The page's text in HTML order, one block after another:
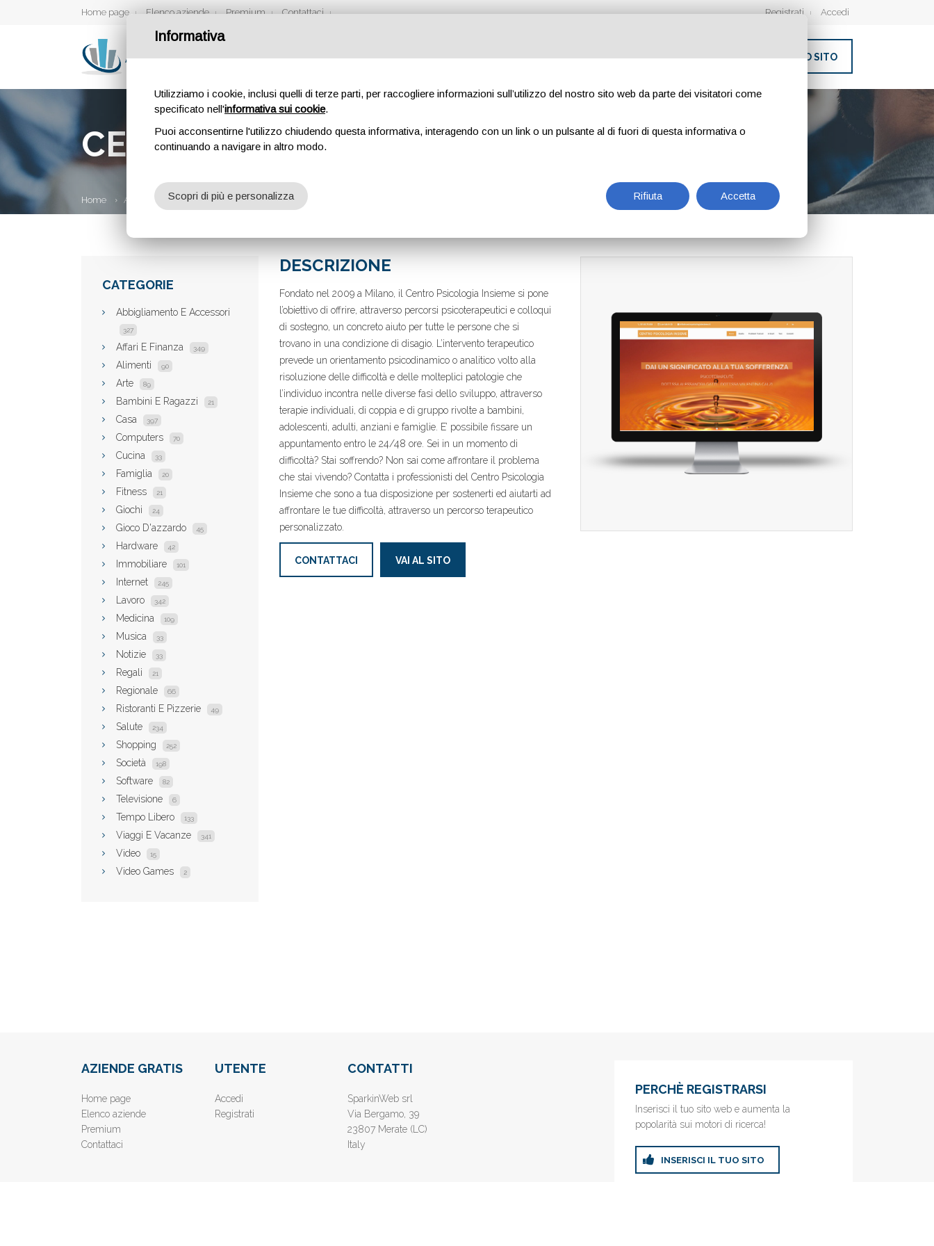
Home page Elenco aziende Premium Contattaci Registrati Accedi
INSERISCI IL TUO SITO
CENTRO PSICOLOGIA INSIEME | MILANO
Home Aziende Centro Psicologia Insieme | Milano
CATEGORIE
Abbigliamento E Accessori
327
Affari E Finanza 349
Alimenti 90
Arte 89
Bambini E Ragazzi 21
Casa 397
Computers 70
Cucina 33
Famiglia 20
Fitness 21
Giochi 24
Gioco D'azzardo 45
Hardware 42
Immobiliare 101
Internet 245
Lavoro 342
Medicina 109
Musica 33
Notizie 33
Regali 21
Regionale 66
Ristoranti E Pizzerie 49
Salute 234
Shopping 252
Società 198
Software 82
Televisione 6
Tempo Libero 133
Viaggi E Vacanze 341
Video 15
Video Games 2
DESCRIZIONE
Fondato nel 2009 a Milano, il Centro Psicologia Insieme si pone
l’obiettivo di offrire, attraverso percorsi psicoterapeutici e colloqui
di sostegno, un concreto aiuto per tutte le persone che si
trovano in una condizione di disagio. L’intervento terapeutico
prevede un orientamento psicodinamico o analitico volto alla
risoluzione delle difficoltà e delle molteplici patologie che
l’individuo incontra nelle diverse fasi dello sviluppo, attraverso
terapie individuali, di coppia e di gruppo rivolte a bambini,
adolescenti, adulti, anziani e famiglie. E’ possibile fissare un
appuntamento entro le 24/48 ore. Sei in un momento di
difficoltà? Stai soffrendo? Non sai come affrontare il problema
che stai vivendo? Contatta i professionisti del Centro Psicologia
Insieme che sono a tua disposizione per sostenerti ed aiutarti ad
affrontare le tue difficoltà, attraverso un percorso terapeutico
personalizzato.
CONTATTACI VAI AL SITO
AZIENDE GRATIS
Home page
Elenco aziende
Premium
Contattaci
UTENTE
Accedi
Registrati
CONTATTI
SparkinWeb srl
Via Bergamo, 39
23807 Merate (LC)
Italy
PERCHÈ REGISTRARSI
Inserisci il tuo sito web e aumenta la
popolarità sui motori di ricerca!
INSERISCI IL TUO SITO
Informativa
Utilizziamo i cookie, inclusi quelli di terze parti, per raccogliere informazioni sull’utilizzo del nostro sito web da parte dei visitatori come
specificato nell'informativa sui cookie.
Puoi acconsentirne l'utilizzo chiudendo questa informativa, interagendo con un link o un pulsante al di fuori di questa informativa o
continuando a navigare in altro modo.
Rifiuta Accetta
Scopri di più e personalizza